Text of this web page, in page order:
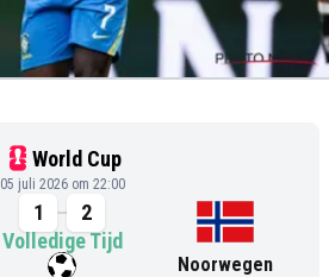
World Cup
05 juli 2026 om 22:00
1
2
Volledige Tijd
Noorwegen